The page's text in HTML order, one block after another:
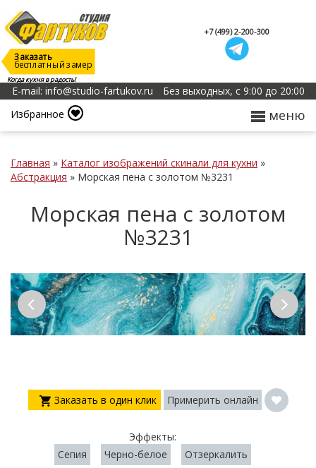
Когда кухня в радость!
Заказать
бесплатный замер
+7 (499) 2-200-300
E-mail: info@studio-fartukov.ru
Без выходных, с 9:00 до 20:00
Избранное
меню
Главная » Каталог изображений скинали для кухни »
Абстракция » Морская пена с золотом №3231
Морская пена с золотом
№3231
Заказать в один клик Примерить онлайн
Эффекты:
Сепия
Черно-белое Отзеркалить